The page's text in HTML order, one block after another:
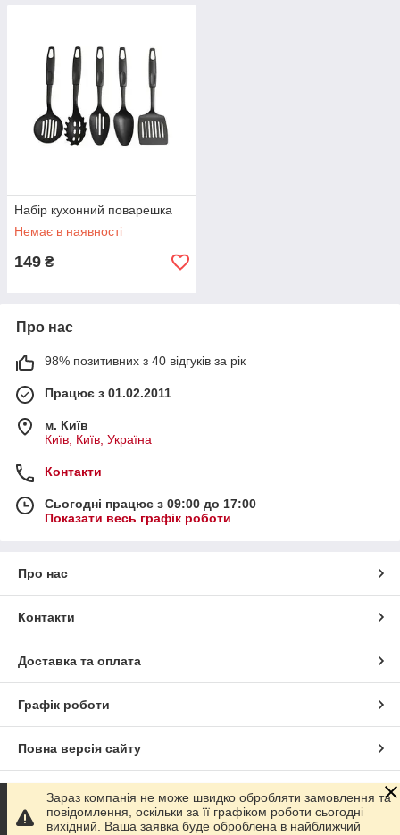
Набір кухонний поварешка
Немає в наявності
149 ₴
Про нас
98% позитивних з 40 відгуків за рік
Працює з 01.02.2011
м. Київ
Київ, Київ, Україна
Контакти
Сьогодні працює з 09:00 до 17:00
Показати весь графік роботи
Про нас
Контакти
Доставка та оплата
Графік роботи
Повна версія сайту
Сайт створено на маркетплейсі Prom.ua
Зараз компанія не може швидко обробляти замовлення та
повідомлення, оскільки за її графіком роботи сьогодні
вихідний. Ваша заявка буде оброблена в найближчий